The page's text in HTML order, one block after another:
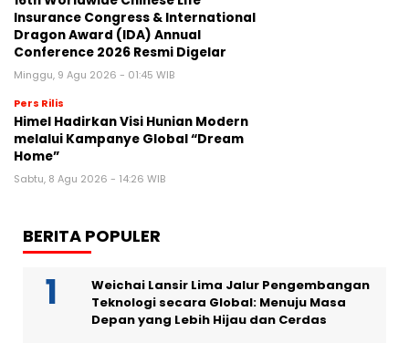
Insurance Congress & International
Dragon Award (IDA) Annual
Conference 2026 Resmi Digelar
Minggu, 9 Agu 2026 - 01:45 WIB
Pers Rilis
Himel Hadirkan Visi Hunian Modern
melalui Kampanye Global “Dream
Home”
Sabtu, 8 Agu 2026 - 14:26 WIB
BERITA POPULER
Weichai Lansir Lima Jalur Pengembangan
Teknologi secara Global: Menuju Masa
Depan yang Lebih Hijau dan Cerdas